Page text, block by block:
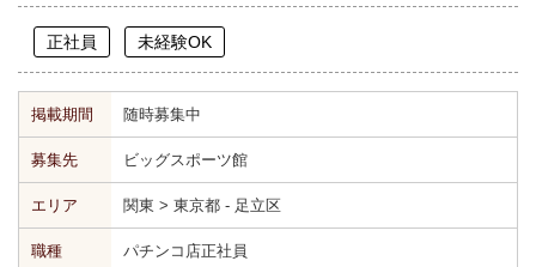
正社員 未経験OK
掲載期間 随時募集中
募集先 ビッグスポーツ館
エリア 関東 > 東京都 - 足立区
職種 パチンコ店正社員